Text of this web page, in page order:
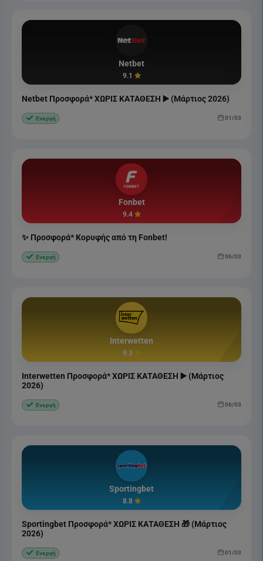
Netbet
9.1
Netbet Προσφορά* ΧΩΡΙΣ ΚΑΤΑΘΕΣΗ ▶️ (Μάρτιος 2026)
Ενεργή 01/03
Fonbet
9.4
✨ Προσφορά* Κορυφής από τη Fonbet!
Ενεργή 06/03
Interwetten
9.3
Interwetten Προσφορά* ΧΩΡΙΣ ΚΑΤΑΘΕΣΗ ▶️ (Μάρτιος
2026)
Ενεργή 06/03
Sportingbet
8.8
Sportingbet Προσφορά* ΧΩΡΙΣ ΚΑΤΑΘΕΣΗ 🎁 (Μάρτιος
2026)
Ενεργή 01/03